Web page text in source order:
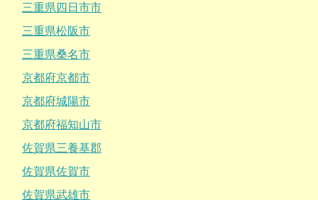
三重県四日市市
三重県松阪市
三重県桑名市
京都府京都市
京都府城陽市
京都府福知山市
佐賀県三養基郡
佐賀県佐賀市
佐賀県武雄市